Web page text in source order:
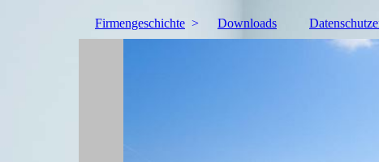
Firmengeschichte Downloads